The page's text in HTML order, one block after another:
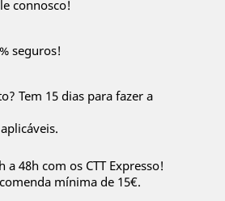
connosco!
seguros!
Tem 15 dias para fazer a
a 48h com os CTT Expresso!
mínima de 15€.